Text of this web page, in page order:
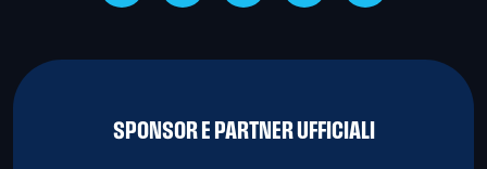
SPONSOR E PARTNER UFFICIALI